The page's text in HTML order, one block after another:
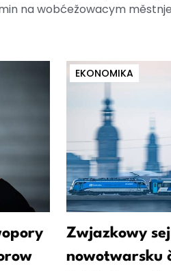
na wobćežowacym
EKONOMIKA
Zwjazkowy
nowotwarsku